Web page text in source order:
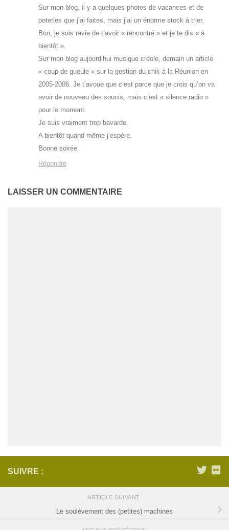
Sur mon blog, il y a quelques photos de vacances et de
poteries que j’ai faites, mais j’ai un énorme stock à trier.
Bon, je suis ravie de t’avoir « rencontré » et je te dis « à
bientôt ».
Sur mon blog aujourd’hui musique créole, demain un article
« coup de gueule » sur la gestion du chik à la Réunion en
2005-2006. Je t’avoue que c’est parce que je crois qu’on va
avoir de nouveau des soucis, mais c’est « silence radio »
pour le moment.
Je suis vraiment trop bavarde.
A bientôt quand même j’espère.
Bonne soirée.
Répondre
LAISSER UN COMMENTAIRE
SUIVRE :
ARTICLE SUIVANT
Le soulèvement des (petites) machines